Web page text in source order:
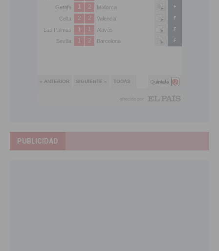
PUBLICIDAD